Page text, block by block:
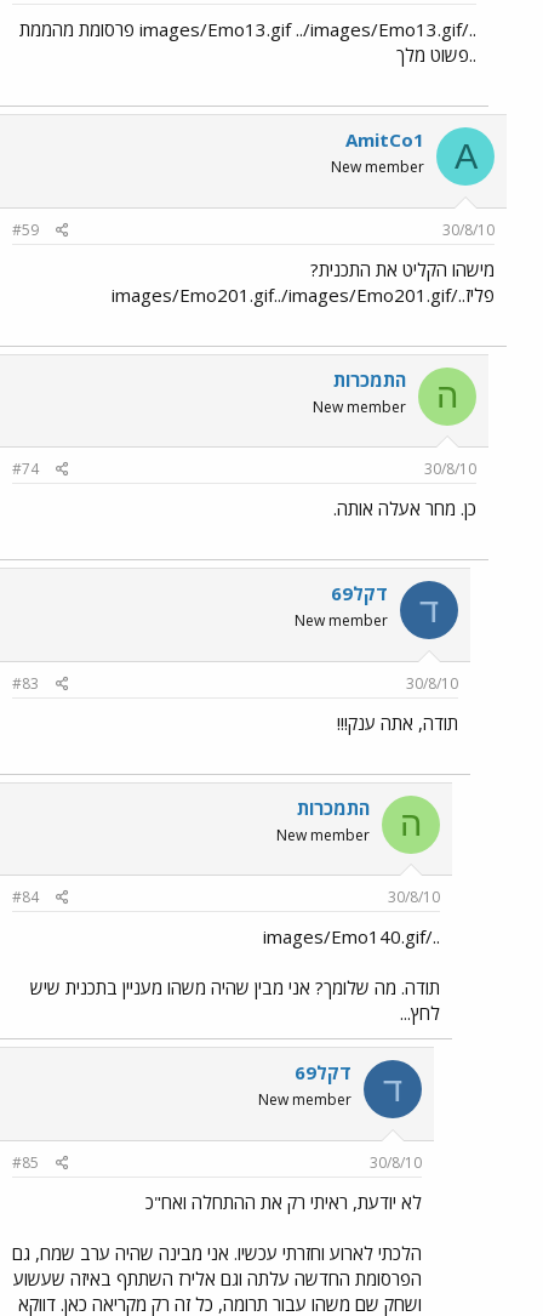
../images/Emo13.gif ../images/Emo13.gif פרסומת מהממת
..פשוט מלך
A
AmitCo1
New member
30/8/10
#59
מישהו הקליט את התכנית?
פליז../images/Emo201.gif../images/Emo201.gif
ה התמכרות
New member
30/8/10
#74
כן. מחר אעלה אותה.
ד דקל69
New member
30/8/10
#83
תודה, אתה ענק!!!
ה התמכרות
New member
30/8/10
#84
../images/Emo140.gif
תודה. מה שלומך? אני מבין שהיה משהו מעניין בתכנית שיש
לחץ...
ד דקל69
New member
30/8/10
#85
לא יודעת, ראיתי רק את ההתחלה ואח"כ
הלכתי לארוע וחזרתי עכשיו. אני מבינה שהיה ערב שמח, גם
הפרסומת החדשה עלתה וגם אלירז השתתף באיזה שעשוע
ושחק שם משהו עבור תרומה, כל זה רק מקריאה כאן. דווקא